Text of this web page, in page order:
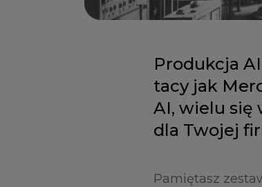
Produkcja
tacy jak
AI, wielu się
dla Twojej
Pamiętasz